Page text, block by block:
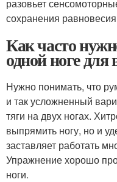
разовьет
сохранения
Как часто
одной ноге для
Нужно понимать, что
и так усложненный
тяги на двух ногах.
выпрямить ногу, но и
заставляет работать
Упражнение хорошо
ноги.